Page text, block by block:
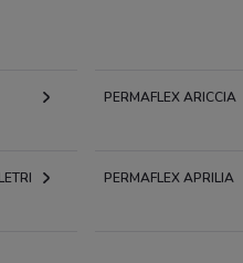
PERMAFLEX ARICCIA
PERMAFLEX APRILIA